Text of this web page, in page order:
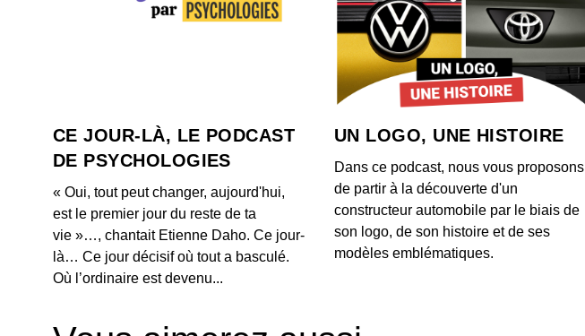
CE JOUR-LÀ, LE PODCAST
DE PSYCHOLOGIES
« Oui, tout peut changer, aujourd'hui,
est le premier jour du reste de ta
vie »…, chantait Etienne Daho. Ce jour-
là… Ce jour décisif où tout a basculé.
Où l’ordinaire est devenu...
UN LOGO, UNE HISTOIRE
Dans ce podcast, nous vous proposons
de partir à la découverte d'un
constructeur automobile par le biais de
son logo, de son histoire et de ses
modèles emblématiques.